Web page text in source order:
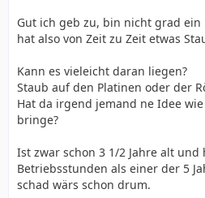
Gut ich geb zu, bin nicht grad
hat also von Zeit zu Zeit etwas
Kann es vieleicht daran liegen?
Staub auf den Platinen oder der
Hat da irgend jemand ne Idee
bringe?
Ist zwar schon 3 1/2 Jahre alt
Betriebsstunden als einer der 5
schad wärs schon drum.